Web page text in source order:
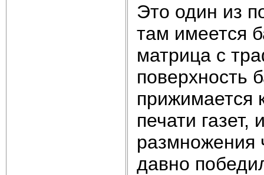
Это один из
там имеется
матрица с
поверхность
прижимается
печати
размножения
давно